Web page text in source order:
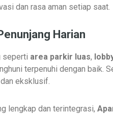
dan rasa aman setiap saat.
Harian
seperti area parkir luas,
terpenuhi dengan baik.
eksklusif.
lengkap dan terintegrasi,